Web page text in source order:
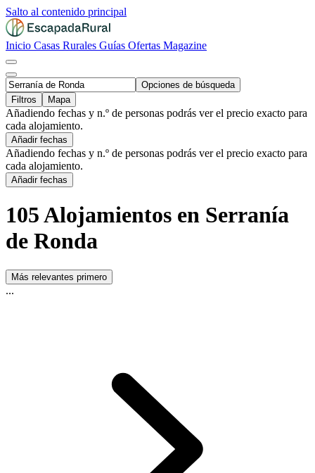
Salto al contenido principal
Inicio Casas Rurales Guías Ofertas Magazine
Opciones de búsqueda
Filtros
Mapa
Añadiendo fechas y n.º de personas podrás ver el precio exacto para
cada alojamiento.
Añadir fechas
Añadiendo fechas y n.º de personas podrás ver el precio exacto para
cada alojamiento.
Añadir fechas
105 Alojamientos en Serranía
de Ronda
Más relevantes primero
...